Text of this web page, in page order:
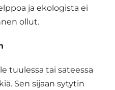
ja ekologista ei
ollut.
tuulessa tai sateessa
Sen sijaan sytytin